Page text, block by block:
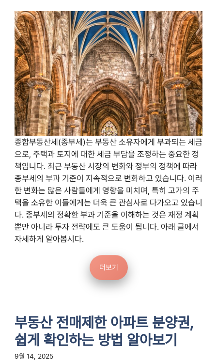
종합부동산세(종부세)는 부동산 소유자에게 부과되는 세금
으로, 주택과 토지에 대한 세금 부담을 조정하는 중요한 정
책입니다. 최근 부동산 시장의 변화와 정부의 정책에 따라
종부세의 부과 기준이 지속적으로 변화하고 있습니다. 이러
한 변화는 많은 사람들에게 영향을 미치며, 특히 고가의 주
택을 소유한 이들에게는 더욱 큰 관심사로 다가오고 있습니
다. 종부세의 정확한 부과 기준을 이해하는 것은 재정 계획
뿐만 아니라 투자 전략에도 큰 도움이 됩니다. 아래 글에서
자세하게 알아봅시다.
더보기
부동산 전매제한 아파트 분양권,
쉽게 확인하는 방법 알아보기
9월 14, 2025